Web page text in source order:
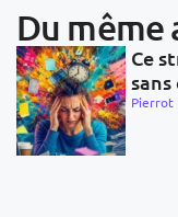
Du même
Ce
sans
Pierrot